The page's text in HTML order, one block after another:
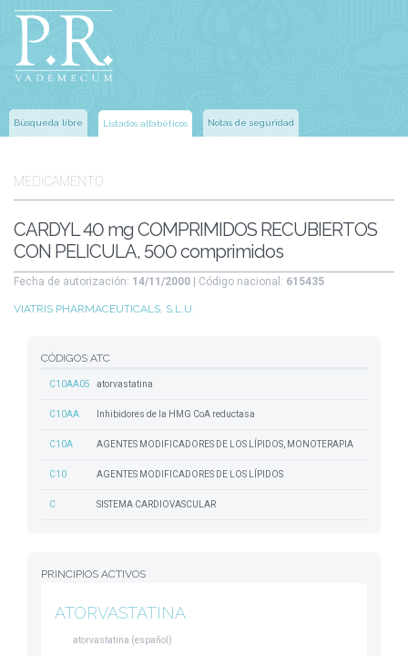
Búsqueda libre Listados alfabéticos Notas de seguridad
MEDICAMENTO
CARDYL 40 mg COMPRIMIDOS RECUBIERTOS
CON PELICULA, 500 comprimidos
Fecha de autorización: 14/11/2000 | Código nacional: 615435
VIATRIS PHARMACEUTICALS, S.L.U.
CÓDIGOS ATC
C10AA05 atorvastatina
C10AA Inhibidores de la HMG CoA reductasa
C10A AGENTES MODIFICADORES DE LOS LÍPIDOS, MONOTERAPIA
C10 AGENTES MODIFICADORES DE LOS LÍPIDOS
C SISTEMA CARDIOVASCULAR
PRINCIPIOS ACTIVOS
ATORVASTATINA
atorvastatina (español)